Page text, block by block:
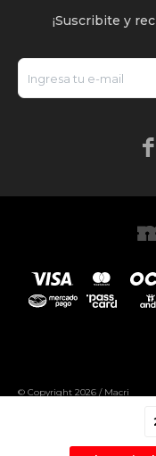
¡Suscribite y

© Copyright 2026 / Macri